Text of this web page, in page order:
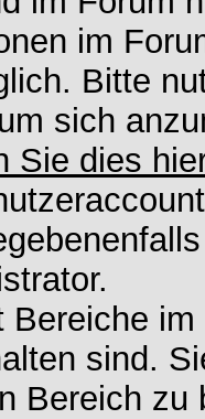
im
Bitte
sich
Sie dies
Bereiche
sind.
Bereich zu